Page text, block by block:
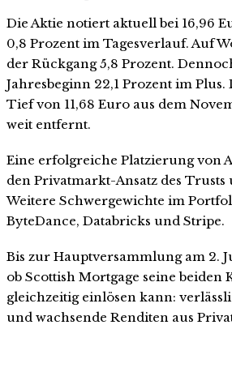
Die Aktie notiert aktuell bei 16,96
0,8 Prozent im Tagesverlauf. Auf
der Rückgang 5,8 Prozent.
Jahresbeginn 22,1 Prozent im Plus.
Tief von 11,68 Euro aus dem
weit entfernt.
Eine erfolgreiche Platzierung von
den Privatmarkt-Ansatz des
Weitere Schwergewichte im
ByteDance, Databricks und Stripe.
Bis zur Hauptversammlung am 2.
ob Scottish Mortgage seine beiden
gleichzeitig einlösen kann:
und wachsende Renditen aus